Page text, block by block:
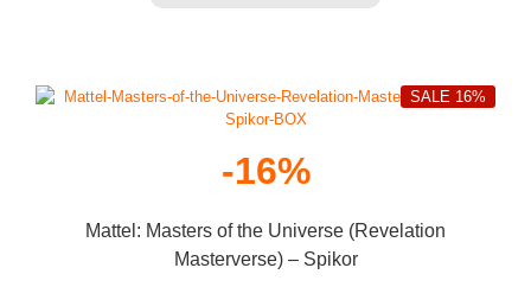
-16%
Mattel: Masters of the Universe (Revelation
Masterverse) – Spikor
SALE 16%